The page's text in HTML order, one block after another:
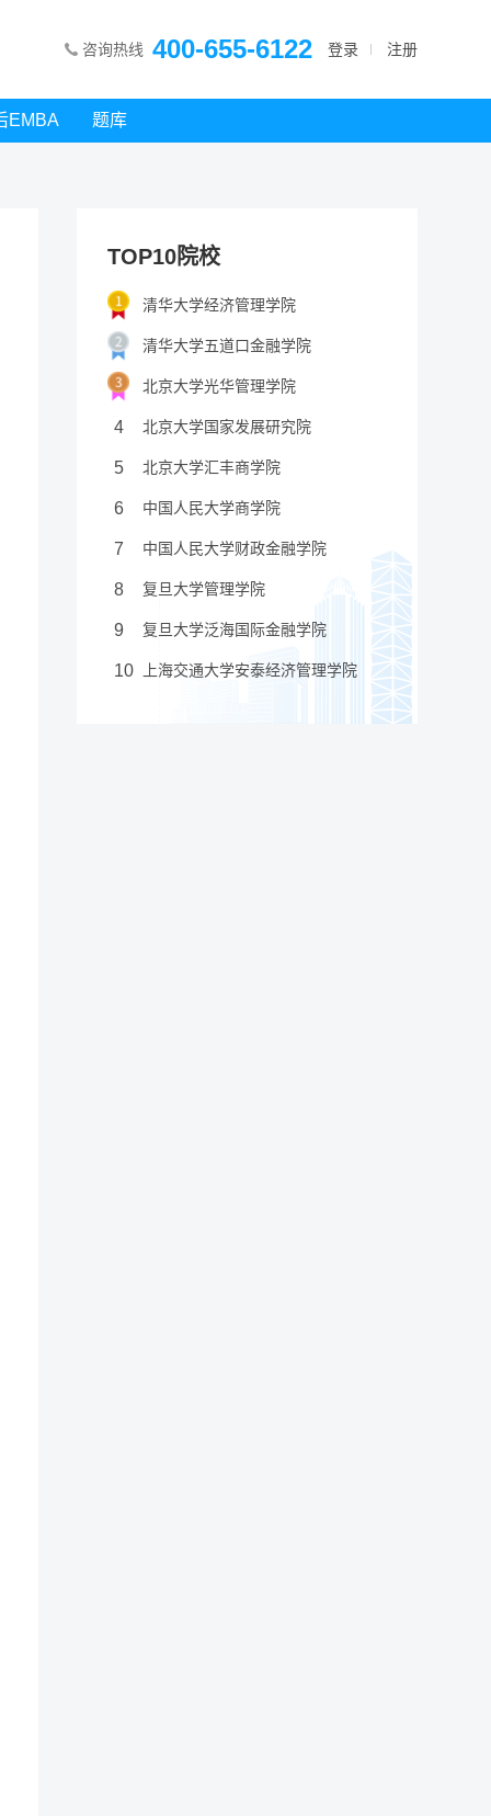
咨询热线 400-655-6122 登录 注册
EMBA 题库
TOP10院校
清华大学经济管理学院
清华大学五道口金融学院
北京大学光华管理学院
4 北京大学国家发展研究院
5 北京大学汇丰商学院
6 中国人民大学商学院
7 中国人民大学财政金融学院
8 复旦大学管理学院
9 复旦大学泛海国际金融学院
10 上海交通大学安泰经济管理学院